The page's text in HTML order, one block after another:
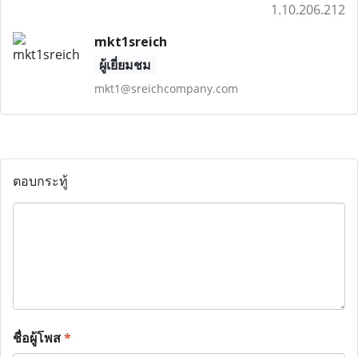
1.10.206.212
mkt1sreich
ผู้เยี่ยมชม
mkt1@sreichcompany.com
ตอบกระทู้
ชื่อผู้โพส*